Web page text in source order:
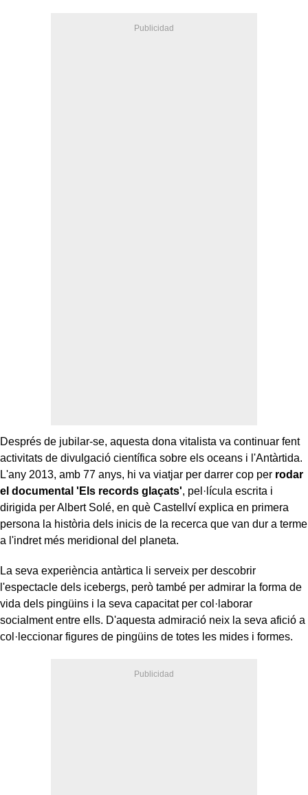
Després de jubilar-se, aquesta dona vitalista va continuar fent
activitats de divulgació científica sobre els oceans i l'Antàrtida.
L'any 2013, amb 77 anys, hi va viatjar per darrer cop per rodar
el documental 'Els records glaçats', pel·lícula escrita i
dirigida per Albert Solé, en què Castellví explica en primera
persona la història dels inicis de la recerca que van dur a terme
a l'indret més meridional del planeta.
La seva experiència antàrtica li serveix per descobrir
l'espectacle dels icebergs, però també per admirar la forma de
vida dels pingüins i la seva capacitat per col·laborar
socialment entre ells. D'aquesta admiració neix la seva afició a
col·leccionar figures de pingüins de totes les mides i formes.